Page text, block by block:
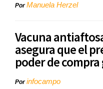
PorManuela Herzel
Vacuna
asegura que el
poder de
Porinfocampo